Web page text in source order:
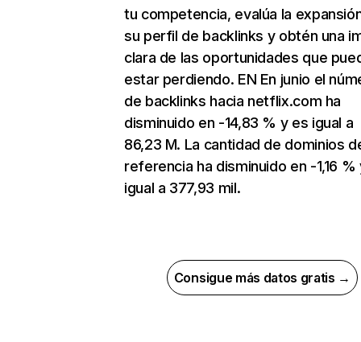
tu competencia, evalúa la
su perfil de backlinks y obtén una
clara de las oportunidades que
estar perdiendo. EN En junio el
de backlinks hacia netflix.com ha
disminuido en -14,83 % y es igual a
86,23 M. La cantidad de dominios
referencia ha disminuido en -1,16 %
igual a 377,93 mil.
Consigue más datos gratis →